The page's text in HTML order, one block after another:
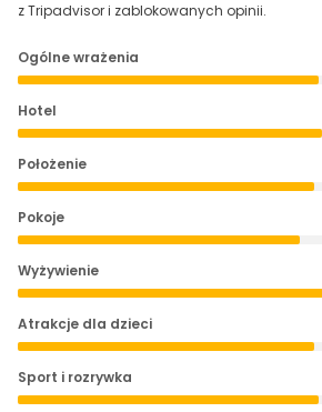
z Tripadvisor i zablokowanych opinii.
Ogólne wrażenia
Hotel
Położenie
Pokoje
Wyżywienie
Atrakcje dla dzieci
Sport i rozrywka